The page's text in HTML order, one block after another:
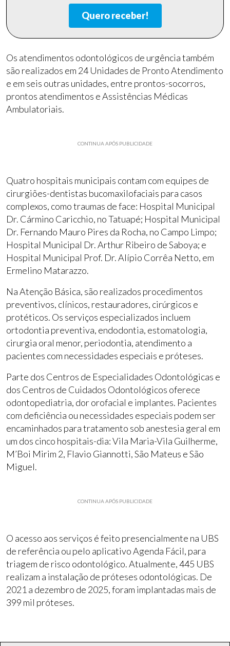
Quero receber!
Os atendimentos odontológicos de urgência também
são realizados em 24 Unidades de Pronto Atendimento
e em seis outras unidades, entre prontos-socorros,
prontos atendimentos e Assistências Médicas
Ambulatoriais.
CONTINUA APÓS PUBLICIDADE
Quatro hospitais municipais contam com equipes de
cirurgiões-dentistas bucomaxilofaciais para casos
complexos, como traumas de face: Hospital Municipal
Dr. Cármino Caricchio, no Tatuapé; Hospital Municipal
Dr. Fernando Mauro Pires da Rocha, no Campo Limpo;
Hospital Municipal Dr. Arthur Ribeiro de Saboya; e
Hospital Municipal Prof. Dr. Alípio Corrêa Netto, em
Ermelino Matarazzo.
Na Atenção Básica, são realizados procedimentos
preventivos, clínicos, restauradores, cirúrgicos e
protéticos. Os serviços especializados incluem
ortodontia preventiva, endodontia, estomatologia,
cirurgia oral menor, periodontia, atendimento a
pacientes com necessidades especiais e próteses.
Parte dos Centros de Especialidades Odontológicas e
dos Centros de Cuidados Odontológicos oferece
odontopediatria, dor orofacial e implantes. Pacientes
com deficiência ou necessidades especiais podem ser
encaminhados para tratamento sob anestesia geral em
um dos cinco hospitais-dia: Vila Maria-Vila Guilherme,
M’Boi Mirim 2, Flavio Giannotti, São Mateus e São
Miguel.
CONTINUA APÓS PUBLICIDADE
O acesso aos serviços é feito presencialmente na UBS
de referência ou pelo aplicativo Agenda Fácil, para
triagem de risco odontológico. Atualmente, 445 UBS
realizam a instalação de próteses odontológicas. De
2021 a dezembro de 2025, foram implantadas mais de
399 mil próteses.